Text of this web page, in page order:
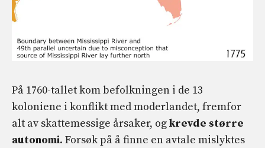
På 1760-tallet kom befolkningen i de 13
koloniene i konflikt med moderlandet, fremfor
alt av skattemessige årsaker, ogkrevde større
autonomi. Forsøk på å finne en avtale mislyktes